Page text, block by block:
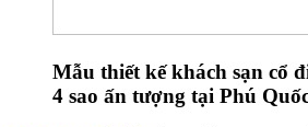
Mẫu thiết kế khách sạn cổ
4 sao ấn tượng tại Phú